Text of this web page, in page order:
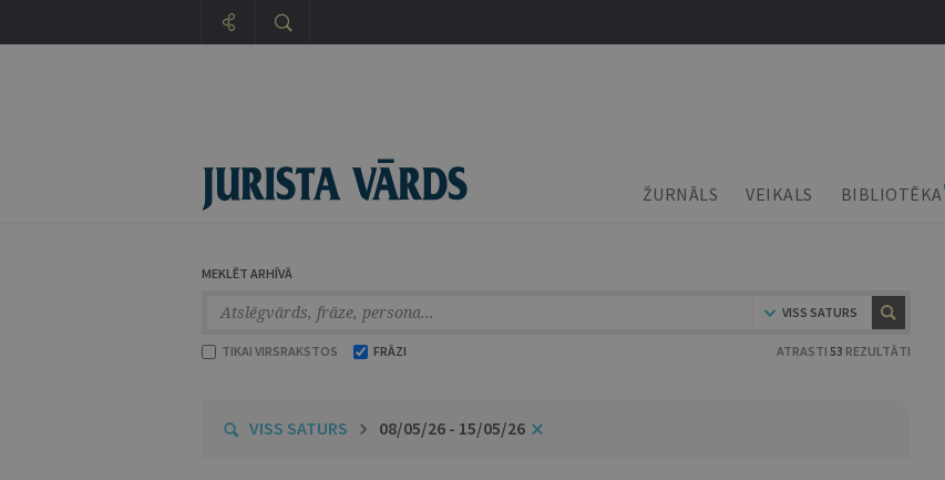
ŽURNĀLS VEIKALS BIBLIOTĒKA
MEKLĒT ARHĪVĀ
VISS SATURS
TIKAI VIRSRAKSTOS FRĀZI ATRASTI 53 REZULTĀTI
VISS SATURS 08/05/26 - 15/05/26